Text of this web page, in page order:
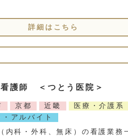
詳細はこちら
護師 ＜つとう医院＞
京都 近畿 医療・介護系
アルバイト
内科・外科、無床）の看護業務